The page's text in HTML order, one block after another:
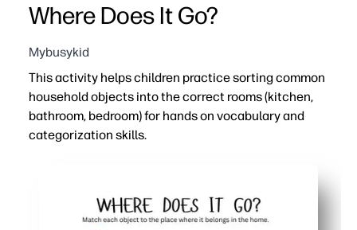
Where Does It Go?
Mybusykid
This activity helps children practice sorting common
household objects into the correct rooms (kitchen,
bathroom, bedroom) for hands on vocabulary and
categorization skills.